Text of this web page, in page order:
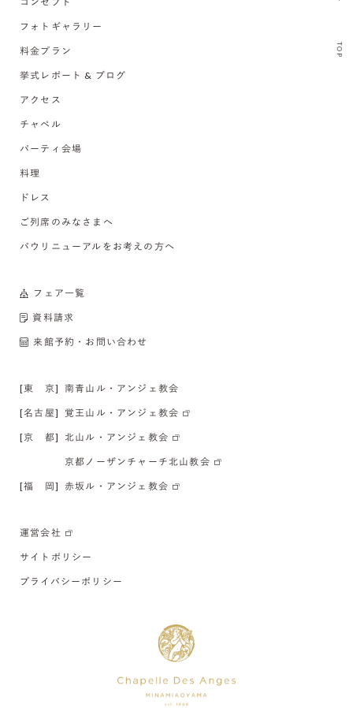
TOP
フォトギャラリー
料金プラン
挙式レポート & ブログ
アクセス
チャペル
パーティ会場
料理
ドレス
ご列席のみなさまへ
バウリニューアルをお考えの方へ
フェア一覧
資料請求
来館予約・お問い合わせ
[東 京] 南青山ル・アンジェ教会
[名古屋] 覚王山ル・アンジェ教会
[京 都] 北山ル・アンジェ教会
京都ノーザンチャーチ北山教会
[福 岡] 赤坂ル・アンジェ教会
運営会社
サイトポリシー
プライバシーポリシー